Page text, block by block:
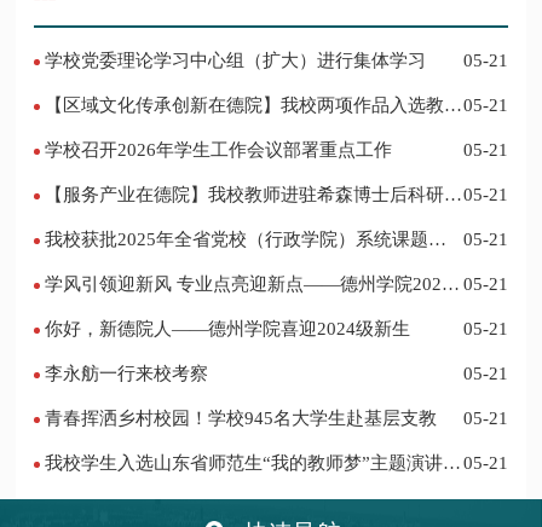
学校党委理论学习中心组（扩大）进行集体学习 05-21
05-21
学校召开2026年学生工作会议部署重点工作 05-21
05-21
我校获批2025年全省党校（行政学院）系统课题立
05-21
学风引领迎新风 专业点亮迎新点——德州学院2024
05-21
你好，新德院人——德州学院喜迎2024级新生 05-21
李永舫一行来校考察 05-21
青春挥洒乡村校园！学校945名大学生赴基层支教 05-21
我校学生入选山东省师范生“我的教师梦”主题演讲活
05-21